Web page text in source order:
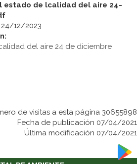
estado de lcalidad del aire 24-
24/12/2023
del aire 24 de diciembre
de visitas a esta página 30655898
Fecha de publicación 07/04/2021
Última modificación 07/04/2021